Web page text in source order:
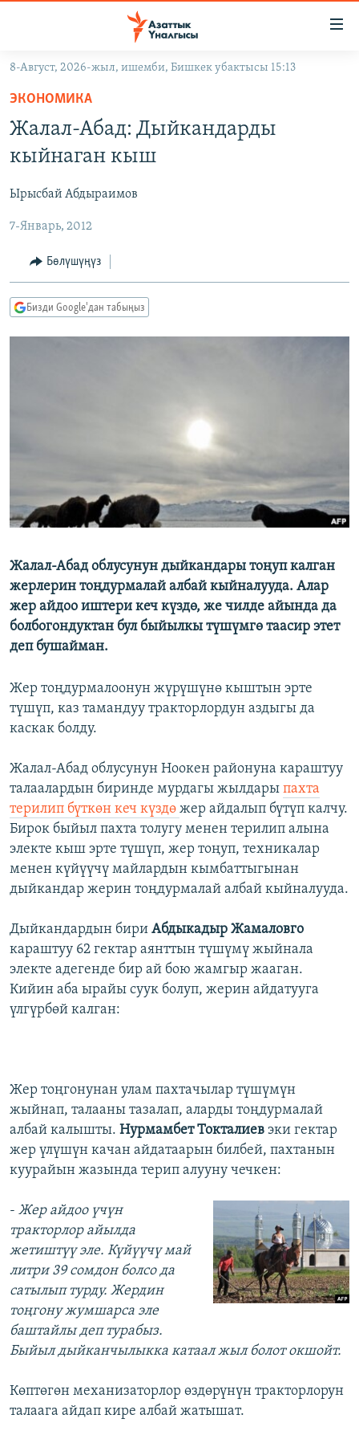
Навигацияга
өтүңүз
Издөөгө
салыңыз
ЭКОНОМИКА
МАДАНИЯТ
БОРБОР АЗИЯ
АТАЙЫН ИЛИКТӨӨ
ТВ ПРОГРАММАЛАР
БҮГҮН АЗАТТЫКТА
БИЗ ЖАНА ДҮЙНӨ
ПОДКАСТ
ӨЗГӨЧӨ ПИКИР
ЭЕ/АРнун бардык сайттары
8-Август, 2026-жыл, ишемби, Бишкек убактысы 15:13
ЭКОНОМИКА
Жалал-Абад: Дыйкандарды
кыйнаган кыш
Ырысбай Абдыраимов
7-Январь, 2012
Бөлүшүңүз
Бизди Google'дан табыңыз
Жалал-Абад облусунун дыйкандары тоңуп калган
жерлерин тоңдурмалай албай кыйналууда. Алар
жер айдоо иштери кеч күздө, же чилде айында да
болбогондуктан бул быйылкы түшүмгө таасир этет
деп бушайман.
Жер тоңдурмалоонун жүрүшүнө кыштын эрте
түшүп, каз тамандуу тракторлордун аздыгы да
каскак болду.
Жалал-Абад облусунун Ноокен районуна караштуу
талаалардын биринде мурдагы жылдары пахта
терилип бүткөн кеч күздө жер айдалып бүтүп калчу.
Бирок быйыл пахта толугу менен терилип алына
электе кыш эрте түшүп, жер тоңуп, техникалар
менен күйүүчү майлардын кымбаттыгынан
дыйкандар жерин тоңдурмалай албай кыйналууда.
Дыйкандардын бири Абдыкадыр Жамаловго
караштуу 62 гектар аянттын түшүмү жыйнала
электе адегенде бир ай бою жамгыр жааган.
Кийин аба ырайы суук болуп, жерин айдатууга
үлгүрбөй калган:
Жер тоңгонунан улам пахтачылар түшүмүн
жыйнап, талааны тазалап, аларды тоңдурмалай
албай калышты. Нурмамбет Токталиев эки гектар
жер үлүшүн качан айдатаарын билбей, пахтанын
куурайын жазында терип алууну чечкен:
- Жер айдоо үчүн
тракторлор айылда
жетиштүү эле. Күйүүчү май
литри 39 сомдон болсо да
сатылып турду. Жердин
тоңгону жумшарса эле
баштайлы деп турабыз.
Быйыл дыйканчылыкка катаал жыл болот окшойт.
Көптөгөн механизаторлор өздөрүнүн тракторлорун
талаага айдап кире албай жатышат.